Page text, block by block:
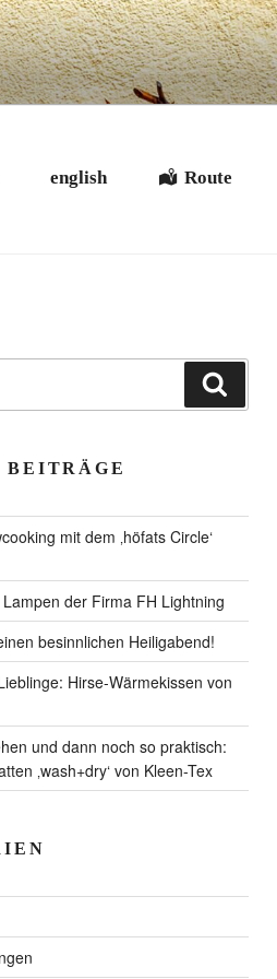
english Route
BEITRÄGE
mit dem ‚höfats Circle‘
Lampen der Firma FH Lightning
besinnlichen Heiligabend!
Hirse-Wärmekissen von
und dann noch so praktisch:
‚wash+dry‘ von Kleen-Tex